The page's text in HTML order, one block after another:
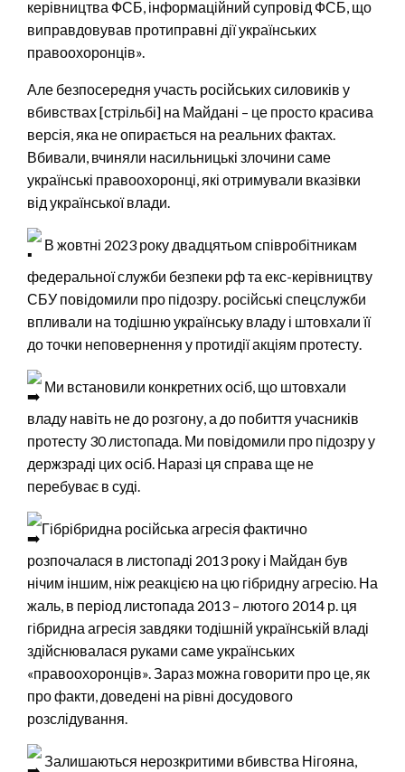
керівництва ФСБ, інформаційний супровід ФСБ, що
виправдовував протиправні дії українських
правоохоронців».
Але безпосередня участь російських силовиків у
вбивствах [стрільбі] на Майдані – це просто красива
версія, яка не опирається на реальних фактах.
Вбивали, вчиняли насильницькі злочини саме
українські правоохоронці, які отримували вказівки
від української влади.
В жовтні 2023 року двадцятьом співробітникам
федеральної служби безпеки рф та екс-керівництву
СБУ повідомили про підозру. російські спецслужби
впливали на тодішню українську владу і штовхали її
до точки неповернення у протидії акціям протесту.
Ми встановили конкретних осіб, що штовхали
владу навіть не до розгону, а до побиття учасників
протесту 30 листопада. Ми повідомили про підозру у
держзраді цих осіб. Наразі ця справа ще не
перебуває в суді.
Гібрібридна російська агресія фактично
розпочалася в листопаді 2013 року і Майдан був
нічим іншим, ніж реакцією на цю гібридну агресію. На
жаль, в період листопада 2013 – лютого 2014 р. ця
гібридна агресія завдяки тодішній українській владі
здійснювалася руками саме українських
«правоохоронців». Зараз можна говорити про це, як
про факти, доведені на рівні досудового
розслідування.
Залишаються нерозкритими вбивства Нігояна,